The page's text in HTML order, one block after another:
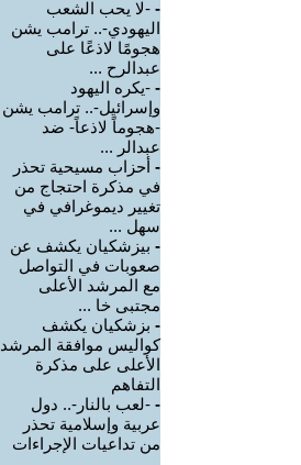
- -لا يحب الشعب
اليهودي-.. ترامب يشن
هجومًا لاذعًا على
عبدالرح ...
- -يكره اليهود
وإسرائيل-.. ترامب يشن
-هجوماً لاذعاً- ضد
عبدالر ...
- أحزاب مسيحية تحذر
في مذكرة احتجاج من
تغيير ديموغرافي في
سهل ...
- بيزشكيان يكشف عن
صعوبات في التواصل
مع المرشد الأعلى
مجتبى خا ...
- بزشكيان يكشف
كواليس موافقة المرشد
الأعلى على مذكرة
التفاهم
- -لعب بالنار-.. دول
عربية وإسلامية تحذر
من تداعيات الإجراءات